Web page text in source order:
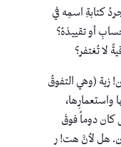
كتابةِ اسمِه في
أو تقييدَهُ؟
لا تُغتفر؟
زية (وهي التفوقُ
واستعمارِها،
كان دوماً فوقَ
هل لأنَّ هت! ر